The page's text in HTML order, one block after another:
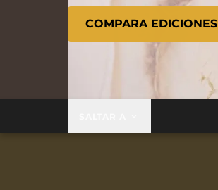
COMPARA EDICIONES